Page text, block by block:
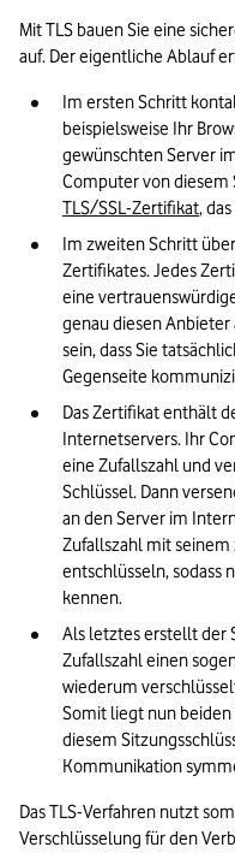
Mit TLS bauen Sie eine
auf. Der eigentliche Ablauf
Im ersten Schritt
beispielsweise Ihr
gewünschten Server
TLS/SSL-Zertifikat,
Im zweiten Schritt
Zertifikates. Jedes
eine
genau diesen
sein, dass Sie
Gegenseite
Das Zertifikat enthält
Internetservers. Ihr
eine Zufallszahl und
Schlüssel. Dann
an den Server im
Zufallszahl mit
entschlüsseln, sodass
kennen.
Als letztes erstellt der
Zufallszahl einen
wiederum
Somit liegt nun beiden
diesem
Kommunikation
Das TLS-Verfahren nutzt
Verschlüsselung für den